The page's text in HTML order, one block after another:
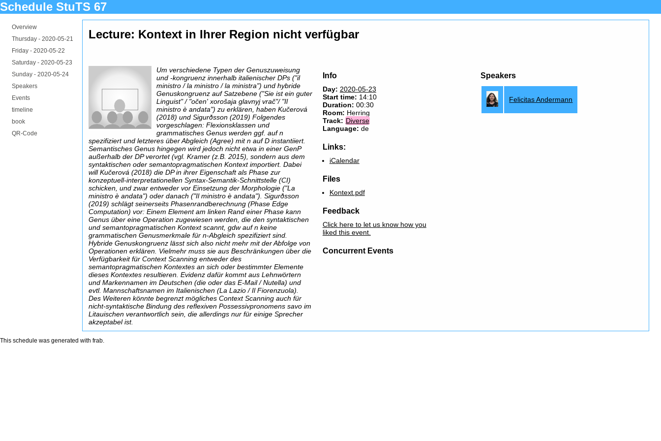
Schedule StuTS 67
Overview
Thursday - 2020-05-21
Friday - 2020-05-22
Saturday - 2020-05-23
Sunday - 2020-05-24
Speakers
Events
timeline
book
QR-Code
Lecture: Kontext in Ihrer Region nicht verfügbar
Um verschiedene Typen der Genuszuweisung
und -kongruenz innerhalb italienischer DPs ("il
ministro / la ministro / la ministra") und hybride
Genuskongruenz auf Satzebene ("Sie ist ein guter
Linguist" / "očen' xorošaja glavnyj vrač"/ "Il
ministro è andata") zu erklären, haben Kučerová
(2018) und Sigurðsson (2019) Folgendes
vorgeschlagen: Flexionsklassen und
grammatisches Genus werden ggf. auf n
spezifiziert und letzteres über Abgleich (Agree) mit n auf D instantiiert.
Semantisches Genus hingegen wird jedoch nicht etwa in einer GenP
außerhalb der DP verortet (vgl. Kramer (z.B. 2015), sondern aus dem
syntaktischen oder semantopragmatischen Kontext importiert. Dabei
will Kučerová (2018) die DP in ihrer Eigenschaft als Phase zur
konzeptuell-interpretationellen Syntax-Semantik-Schnittstelle (CI)
schicken, und zwar entweder vor Einsetzung der Morphologie ("La
ministro è andata") oder danach ("Il ministro è andata"). Sigurðsson
(2019) schlägt seinerseits Phasenrandberechnung (Phase Edge
Computation) vor: Einem Element am linken Rand einer Phase kann
Genus über eine Operation zugewiesen werden, die den syntaktischen
und semantopragmatischen Kontext scannt, gdw auf n keine
grammatischen Genusmerkmale für n-Abgleich spezifiziert sind.
Hybride Genuskongruenz lässt sich also nicht mehr mit der Abfolge von
Operationen erklären. Vielmehr muss sie aus Beschränkungen über die
Verfügbarkeit für Context Scanning entweder des
semantopragmatischen Kontextes an sich oder bestimmter Elemente
dieses Kontextes resultieren. Evidenz dafür kommt aus Lehnwörtern
und Markennamen im Deutschen (die oder das E-Mail / Nutella) und
evtl. Mannschaftsnamen im Italienischen (La Lazio / Il Fiorenzuola).
Des Weiteren könnte begrenzt mögliches Context Scanning auch für
nicht-syntaktische Bindung des reflexiven Possessivpronomens savo im
Litauischen verantwortlich sein, die allerdings nur für einige Sprecher
akzeptabel ist.
Info
Day: 2020-05-23
Start time: 14:10
Duration: 00:30
Room: Herring
Track: Diverse
Language: de
Links:
iCalendar
Files
Kontext.pdf
Feedback
Click here to let us know how you
liked this event.
Concurrent Events
Speakers
Felicitas Andermann
This schedule was generated with frab.